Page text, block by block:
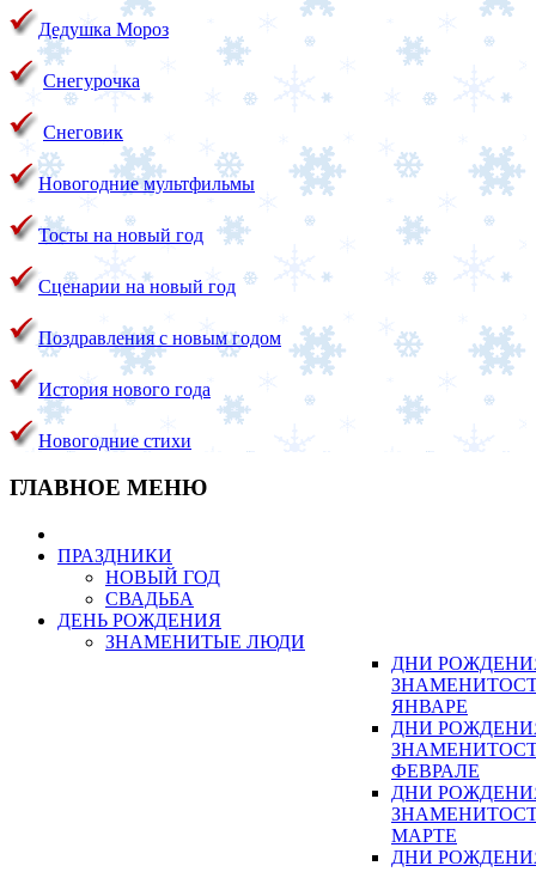
Дедушка Мороз
Снегурочка
Снеговик
Новогодние мультфильмы
Тосты на новый год
Сценарии на новый год
Поздравления с новым годом
История нового года
Новогодние стихи
ГЛАВНОЕ МЕНЮ
ПРАЗДНИКИ
НОВЫЙ ГОД
СВАДЬБА
ДЕНЬ РОЖДЕНИЯ
ЗНАМЕНИТЫЕ ЛЮДИ
ДНИ
ЯНВАРЕ
ДНИ
ФЕВРАЛЕ
ДНИ
МАРТЕ
ДНИ